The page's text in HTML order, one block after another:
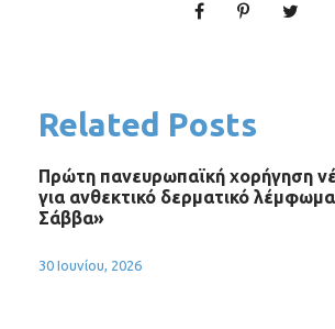
Related Posts
Πρώτη πανευρωπαϊκή χορήγηση
για ανθεκτικό δερματικό
Σάββα»
30 Ιουνίου, 2026